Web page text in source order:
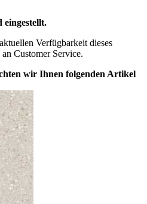
Verfügbarkeit dieses
Customer Service.
wir Ihnen folgenden Artikel